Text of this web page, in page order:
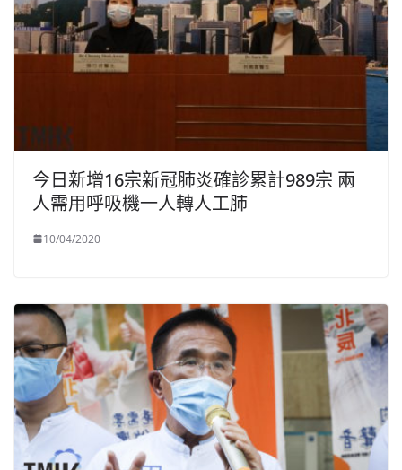
今日新增16宗新冠肺炎確診累計989宗 兩
人需用呼吸機一人轉人工肺
10/04/2020